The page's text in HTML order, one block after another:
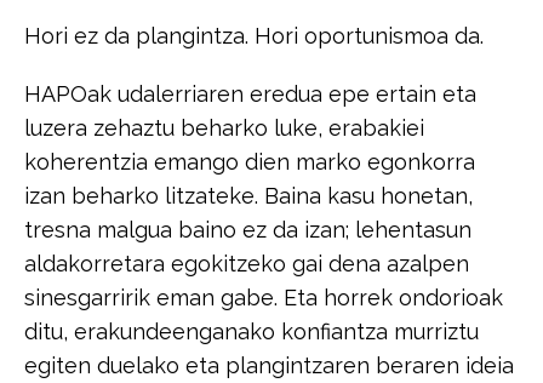
​Hori ez da plangintza. Hori oportunismoa da.​
​HAPOak udalerriaren eredua epe ertain eta
luzera zehaztu beharko luke,​ ​erabakiei
koherentzia emango dien marko egonkorra
izan beharko litzateke.​ ​Baina kasu honetan,
tresna malgua baino ez da izan; lehentasun
aldakorretara​ ​egokitzeko gai dena azalpen
sinesgarririk eman gabe. Eta horrek ondorioak
ditu,​ ​erakundeenganako konfiantza murriztu
egiten duelako eta plangintzaren beraren​ ​ideia